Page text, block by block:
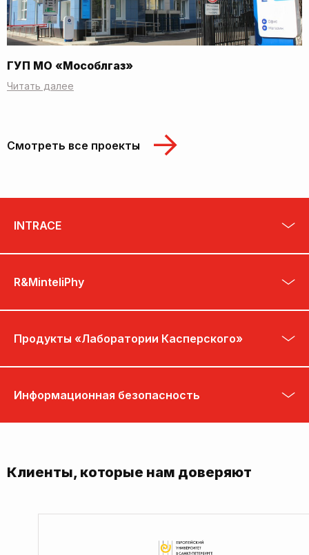
ГУП МО «Мособлгаз»
Читать далее
Смотреть все проекты
INTRACE
R&MinteliPhy
Продукты «Лаборатории Касперского»
Информационная безопасность
Клиенты, которые нам доверяют